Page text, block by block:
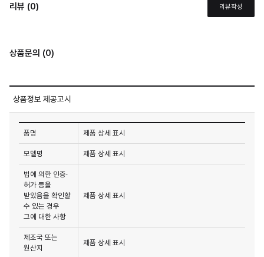
리뷰 (0) 리뷰작성
상품문의 (0)
상품정보 제공고시
품명 제품 상세 표시
모델명 제품 상세 표시
법에 의한 인증·
허가 등을
받았음을 확인할
수 있는 경우
그에 대한 사항
제품 상세 표시
제조국 또는
원산지
제품 상세 표시